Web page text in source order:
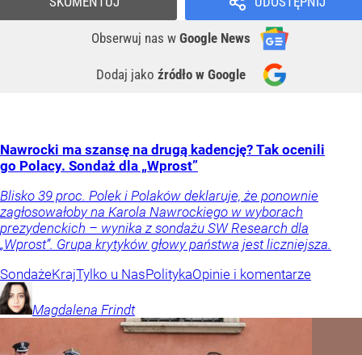
Obserwuj nas w Google News
Dodaj jako źródło w Google
Nawrocki ma szansę na drugą kadencję? Tak ocenili
go Polacy. Sondaż dla „Wprost”
Blisko 39 proc. Polek i Polaków deklaruje, że ponownie
zagłosowałoby na Karola Nawrockiego w wyborach
prezydenckich – wynika z sondażu SW Research dla
„Wprost”. Grupa krytyków głowy państwa jest liczniejsza.
SondażeKrajTylko u NasPolitykaOpinie i komentarze
Magdalena Frindt